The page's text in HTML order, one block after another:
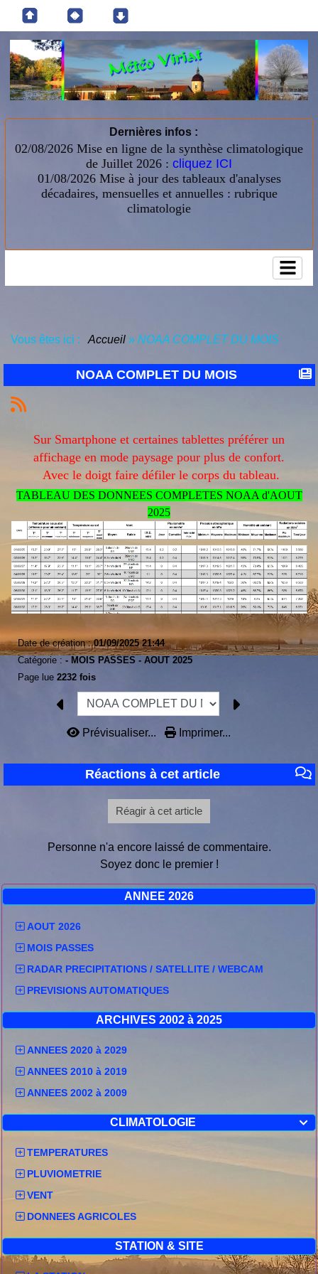
Dernières infos :
02/08/2026 Mise en ligne de la synthèse climatologique
de Juillet 2026 : cliquez ICI
01/08/2026 Mise à jour des tableaux d'analyses
décadaires, mensuelles et annuelles : rubrique
climatologie
ANNEE 2026
AOUT 2026
MOIS PASSES
RADAR PRECIPITATIONS / SATELLITE / WEBCAM
PREVISIONS AUTOMATIQUES
ARCHIVES 2002 à 2025
ANNEES 2020 à 2029
ANNEES 2010 à 2019
ANNEES 2002 à 2009

CLIMATOLOGIE
TEMPERATURES
PLUVIOMETRIE
VENT
DONNEES AGRICOLES
STATION & SITE
Vous êtes ici : Accueil » NOAA COMPLET DU MOIS
NOAA COMPLET DU MOIS
Sur Smartphone et certaines tablettes préférer un
affichage en mode paysage pour plus de confort.
Avec le doigt faire défiler le corps du tableau.
TABLEAU DES DONNEES COMPLETES NOAA d'AOUT
2025
Date de création :01/09/2025 21:44
Catégorie : - MOIS PASSES - AOUT 2025
Page lue 2232 fois
Prévisualiser... Imprimer...
Réactions à cet article
Réagir à cet article
Personne n'a encore laissé de commentaire.
Soyez donc le premier !